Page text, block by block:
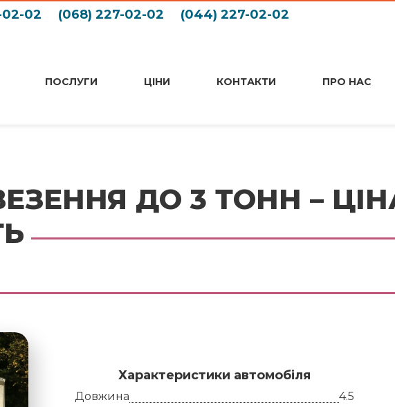
02-02 (068) 227-02-02 (044) 227-02-02
ПОСЛУГИ ЦІНИ КОНТАКТИ ПРО НАС
ДО 3 ТОНН –
Характеристики автомобіля
Довжина
4.5